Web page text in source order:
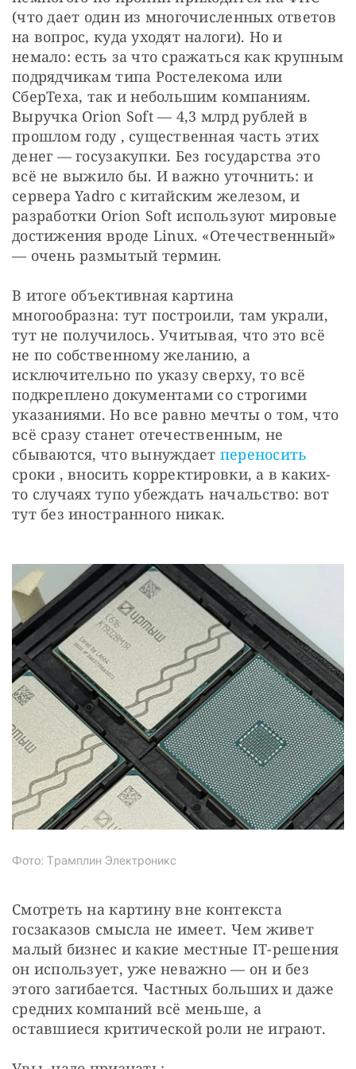
(что дает один из многочисленных ответов
на вопрос, куда уходят налоги). Но и
немало: есть за что сражаться как крупным
подрядчикам типа Ростелекома или
СберТеха, так и небольшим компаниям.
Выручка Orion Soft — 4,3 млрд рублей в
прошлом году , существенная часть этих
денег — госузакупки. Без государства это
всё не выжило бы. И важно уточнить: и
сервера Yadro с китайским железом, и
разработки Orion Soft используют мировые
достижения вроде Linux. «Отечественный»
— очень размытый термин.
В итоге объективная картина
многообразна: тут построили, там украли,
тут не получилось. Учитывая, что это всё
не по собственному желанию, а
исключительно по указу сверху, то всё
подкреплено документами со строгими
указаниями. Но все равно мечты о том, что
всё сразу станет отечественным, не
сбываются, что вынуждает
сроки , вносить корректировки, а в каких-
то случаях тупо убеждать начальство: вот
тут без иностранного никак.
Фото: Трамплин Электроникс
Смотреть на картину вне контекста
госзаказов смысла не имеет. Чем живет
малый бизнес и какие местные IT-решения
он использует, уже неважно — он и без
этого загибается. Частных больших и даже
средних компаний всё меньше, а
оставшиеся критической роли не играют.